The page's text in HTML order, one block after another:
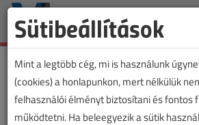
Sütibeállítások
Mint a legtöbb cég, mi is használunk
(cookies) a honlapunkon, mert nélkülük
felhasználói élményt biztosítani és fontos
működtetni. Ha beleegyezik a sütik